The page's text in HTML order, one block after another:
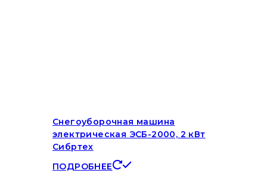
Снегоуборочная машина
электрическая ЭСБ-2000, 2 кВт
Сибртех
ПОДРОБНЕЕ